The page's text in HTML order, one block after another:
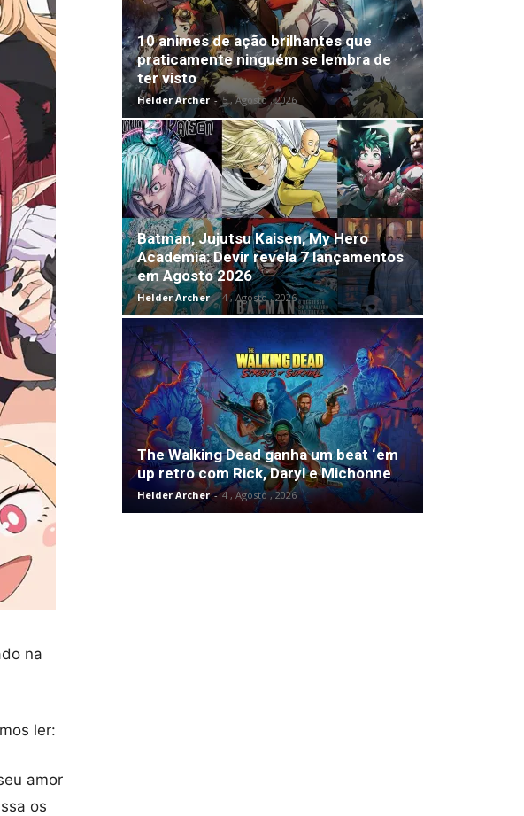
na
ler:
amor
os
10 animes de ação brilhantes que
praticamente ninguém se lembra de
ter visto
Helder Archer - 5 , Agosto , 2026
Batman, Jujutsu Kaisen, My Hero
Academia: Devir revela 7 lançamentos
em Agosto 2026
Helder Archer - 4 , Agosto , 2026
The Walking Dead ganha um beat ‘em
up retro com Rick, Daryl e Michonne
Helder Archer - 4 , Agosto , 2026